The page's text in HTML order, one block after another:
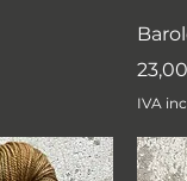
IVA